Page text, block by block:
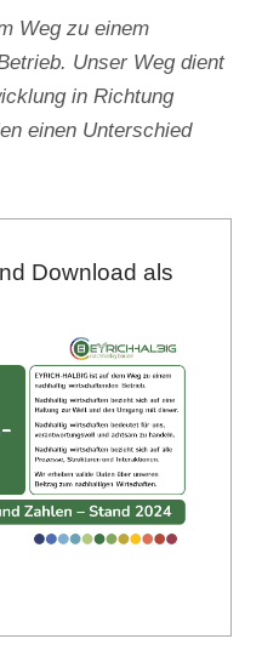
Weg zu einem
Unser Weg dient
in Richtung
einen Unterschied
Download als